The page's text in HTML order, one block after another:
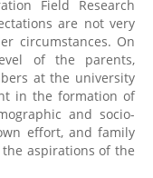
Field Research
are not very
circumstances. On
of the parents,
at the university
in the formation of
and socio-
effort, and family
aspirations of the